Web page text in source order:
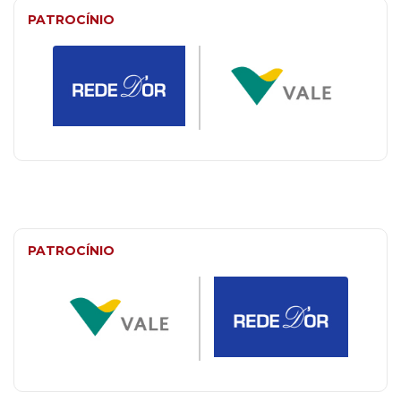
PATROCÍNIO
PATROCÍNIO